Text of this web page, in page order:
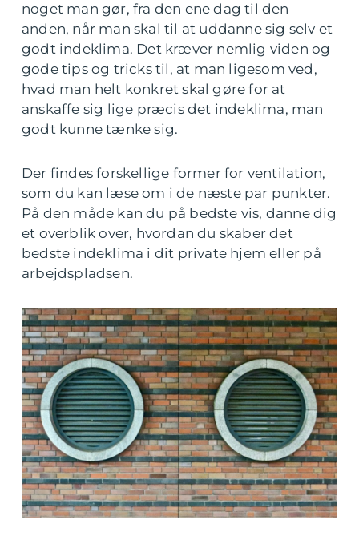
noget man gør, fra den ene dag til den
anden, når man skal til at uddanne sig selv et
godt indeklima. Det kræver nemlig viden og
gode tips og tricks til, at man ligesom ved,
hvad man helt konkret skal gøre for at
anskaffe sig lige præcis det indeklima, man
godt kunne tænke sig.
Der findes forskellige former for ventilation,
som du kan læse om i de næste par punkter.
På den måde kan du på bedste vis, danne dig
et overblik over, hvordan du skaber det
bedste indeklima i dit private hjem eller på
arbejdspladsen.